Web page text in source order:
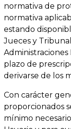
normativa de
normativa
estando
Jueces y
plazo de
derivarse de los
Con carácter
proporcionados
mínimo